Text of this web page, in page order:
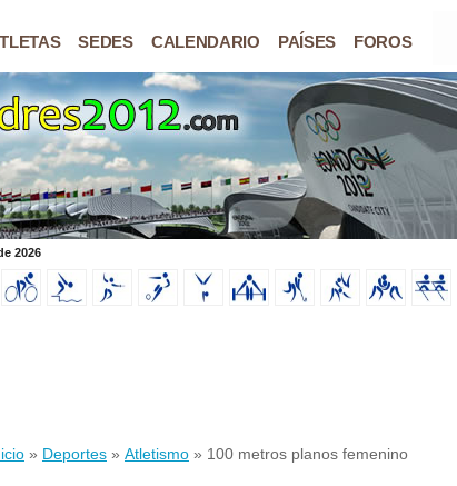
SEDES CALENDARIO PAÍSES FOROS
2026
» Deportes » Atletismo » 100 metros planos femenino